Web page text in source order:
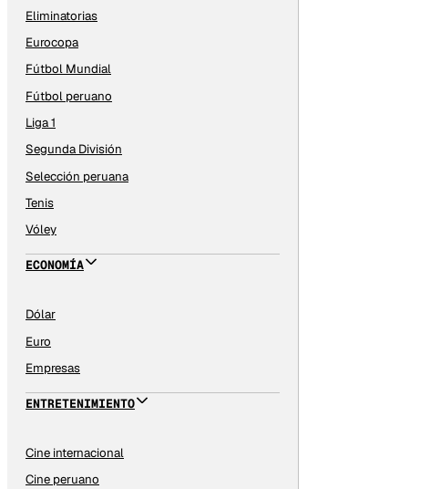
Eliminatorias
Eurocopa
Fútbol Mundial
Fútbol peruano
Liga 1
Segunda División
Selección peruana
Tenis
Vóley
ECONOMÍA
Dólar
Euro
Empresas
ENTRETENIMIENTO
Cine internacional
Cine peruano